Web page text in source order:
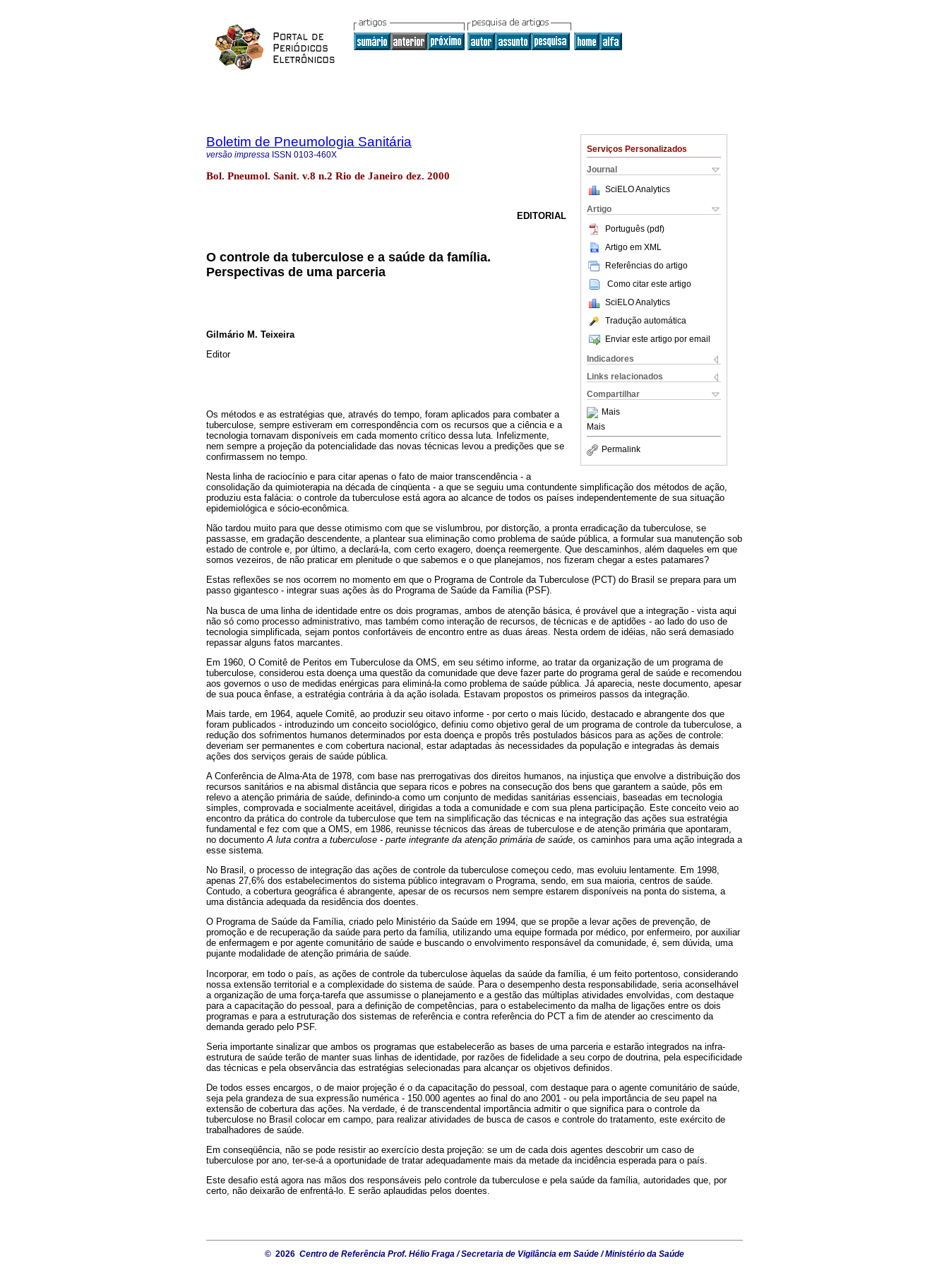
Serviços Personalizados
Journal
SciELO Analytics
Artigo
Português (pdf)
Artigo em XML
Referências do artigo
Como citar este artigo
SciELO Analytics
Tradução automática
Enviar este artigo por email
Indicadores
Links relacionados
Compartilhar
Mais
Mais
Permalink
Boletim de Pneumologia Sanitária
versão impressa ISSN 0103-460X
Bol. Pneumol. Sanit. v.8 n.2 Rio de Janeiro dez. 2000
EDITORIAL
O controle da tuberculose e a saúde da família.
Perspectivas de uma parceria
Gilmário M. Teixeira
Editor
Os métodos e as estratégias que, através do tempo, foram aplicados para combater a
tuberculose, sempre estiveram em correspondência com os recursos que a ciência e a
tecnologia tornavam disponíveis em cada momento crítico dessa luta. Infelizmente,
nem sempre a projeção da potencialidade das novas técnicas levou a predições que se
confirmassem no tempo.
Nesta linha de raciocínio e para citar apenas o fato de maior transcendência - a
consolidação da quimioterapia na década de cinqüenta - a que se seguiu uma contundente simplificação dos métodos de ação,
produziu esta falácia: o controle da tuberculose está agora ao alcance de todos os países independentemente de sua situação
epidemiológica e sócio-econômica.
Não tardou muito para que desse otimismo com que se vislumbrou, por distorção, a pronta erradicação da tuberculose, se
passasse, em gradação descendente, a plantear sua eliminação como problema de saúde pública, a formular sua manutenção sob
estado de controle e, por último, a declará-la, com certo exagero, doença reemergente. Que descaminhos, além daqueles em que
somos vezeiros, de não praticar em plenitude o que sabemos e o que planejamos, nos fizeram chegar a estes patamares?
Estas reflexões se nos ocorrem no momento em que o Programa de Controle da Tuberculose (PCT) do Brasil se prepara para um
passo gigantesco - integrar suas ações às do Programa de Saúde da Família (PSF).
Na busca de uma linha de identidade entre os dois programas, ambos de atenção básica, é provável que a integração - vista aqui
não só como processo administrativo, mas também como interação de recursos, de técnicas e de aptidões - ao lado do uso de
tecnologia simplificada, sejam pontos confortáveis de encontro entre as duas áreas. Nesta ordem de idéias, não será demasiado
repassar alguns fatos marcantes.
Em 1960, O Comitê de Peritos em Tuberculose da OMS, em seu sétimo informe, ao tratar da organização de um programa de
tuberculose, considerou esta doença uma questão da comunidade que deve fazer parte do programa geral de saúde e recomendou
aos governos o uso de medidas enérgicas para eliminá-la como problema de saúde pública. Já aparecia, neste documento, apesar
de sua pouca ênfase, a estratégia contrária à da ação isolada. Estavam propostos os primeiros passos da integração.
Mais tarde, em 1964, aquele Comitê, ao produzir seu oitavo informe - por certo o mais lúcido, destacado e abrangente dos que
foram publicados - introduzindo um conceito sociológico, definiu como objetivo geral de um programa de controle da tuberculose, a
redução dos sofrimentos humanos determinados por esta doença e propôs três postulados básicos para as ações de controle:
deveriam ser permanentes e com cobertura nacional, estar adaptadas às necessidades da população e integradas às demais
ações dos serviços gerais de saúde pública.
A Conferência de Alma-Ata de 1978, com base nas prerrogativas dos direitos humanos, na injustiça que envolve a distribuição dos
recursos sanitários e na abismal distância que separa ricos e pobres na consecução dos bens que garantem a saúde, pôs em
relevo a atenção primária de saúde, definindo-a como um conjunto de medidas sanitárias essenciais, baseadas em tecnologia
simples, comprovada e socialmente aceitável, dirigidas a toda a comunidade e com sua plena participação. Este conceito veio ao
encontro da prática do controle da tuberculose que tem na simplificação das técnicas e na integração das ações sua estratégia
fundamental e fez com que a OMS, em 1986, reunisse técnicos das áreas de tuberculose e de atenção primária que apontaram,
no documentoA luta contra a tuberculose - parte integrante da atenção primária de saúde, os caminhos para uma ação integrada a
esse sistema.
No Brasil, o processo de integração das ações de controle da tuberculose começou cedo, mas evoluiu lentamente. Em 1998,
apenas 27,6% dos estabelecimentos do sistema público integravam o Programa, sendo, em sua maioria, centros de saúde.
Contudo, a cobertura geográfica é abrangente, apesar de os recursos nem sempre estarem disponíveis na ponta do sistema, a
uma distância adequada da residência dos doentes.
O Programa de Saúde da Família, criado pelo Ministério da Saúde em 1994, que se propõe a levar ações de prevenção, de
promoção e de recuperação da saúde para perto da família, utilizando uma equipe formada por médico, por enfermeiro, por auxiliar
de enfermagem e por agente comunitário de saúde e buscando o envolvimento responsável da comunidade, é, sem dúvida, uma
pujante modalidade de atenção primária de saúde.
Incorporar, em todo o país, as ações de controle da tuberculose àquelas da saúde da família, é um feito portentoso, considerando
nossa extensão territorial e a complexidade do sistema de saúde. Para o desempenho desta responsabilidade, seria aconselhável
a organização de uma força-tarefa que assumisse o planejamento e a gestão das múltiplas atividades envolvidas, com destaque
para a capacitação do pessoal, para a definição de competências, para o estabelecimento da malha de ligações entre os dois
programas e para a estruturação dos sistemas de referência e contra referência do PCT a fim de atender ao crescimento da
demanda gerado pelo PSF.
Seria importante sinalizar que ambos os programas que estabelecerão as bases de uma parceria e estarão integrados na infra-
estrutura de saúde terão de manter suas linhas de identidade, por razões de fidelidade a seu corpo de doutrina, pela especificidade
das técnicas e pela observância das estratégias selecionadas para alcançar os objetivos definidos.
De todos esses encargos, o de maior projeção é o da capacitação do pessoal, com destaque para o agente comunitário de saúde,
seja pela grandeza de sua expressão numérica - 150.000 agentes ao final do ano 2001 - ou pela importância de seu papel na
extensão de cobertura das ações. Na verdade, é de transcendental importância admitir o que significa para o controle da
tuberculose no Brasil colocar em campo, para realizar atividades de busca de casos e controle do tratamento, este exército de
trabalhadores de saúde.
Em conseqüência, não se pode resistir ao exercício desta projeção: se um de cada dois agentes descobrir um caso de
tuberculose por ano, ter-se-á a oportunidade de tratar adequadamente mais da metade da incidência esperada para o país.
Este desafio está agora nas mãos dos responsáveis pelo controle da tuberculose e pela saúde da família, autoridades que, por
certo, não deixarão de enfrentá-lo. E serão aplaudidas pelos doentes.
© 2026 Centro de Referência Prof. Hélio Fraga / Secretaria de Vigilância em Saúde / Ministério da Saúde